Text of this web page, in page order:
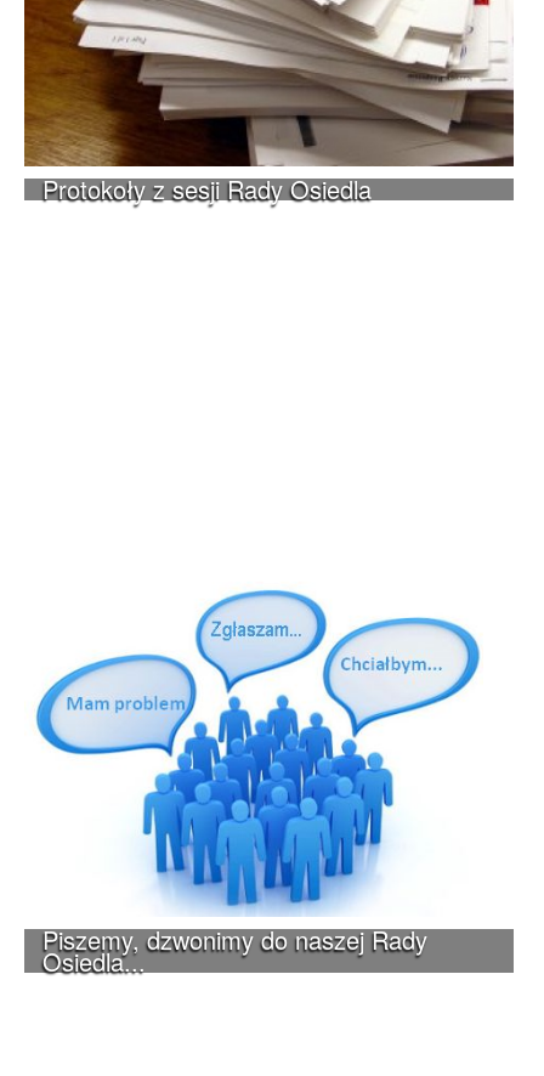
Protokoły z sesji Rady Osiedla
Piszemy, dzwonimy do naszej Rady
Osiedla...